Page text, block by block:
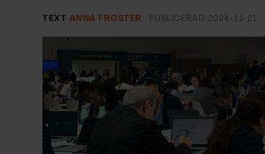
PRENUMERERA PÅ F&F
ANNONSERA I F&F
OM F&F
TEXT ANNA FROSTER PUBLICERAD 2024-11-21